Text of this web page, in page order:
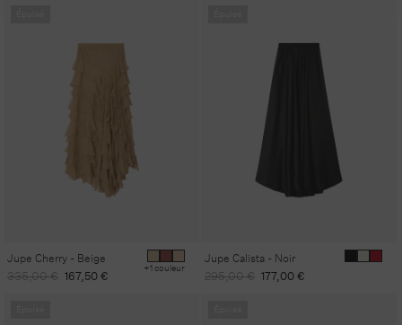
Jupe Cherry - Beige
Prix
335,00 € Prix
167,50 € +1 couleur
Jupe Calista - Noir
Prix
295,00 € Prix
177,00 €